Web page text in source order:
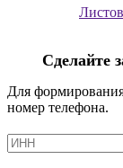
Сделайте
Для
номер телефона.